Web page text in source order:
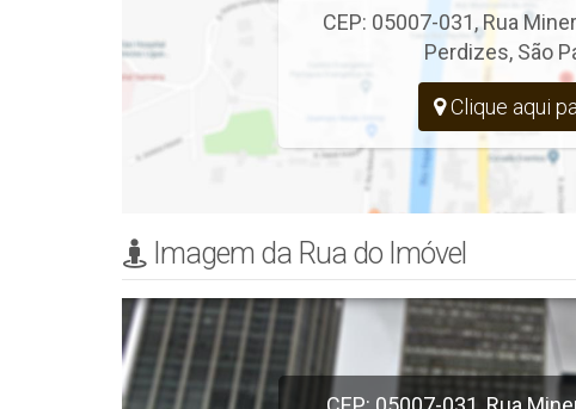
CEP: 05007-031, Rua
Perdizes, São
Clique aqui
Imagem da Rua do Imóvel